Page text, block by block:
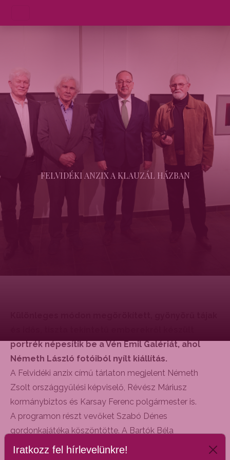
FELVIDÉKI ANZIX A KLAUZÁL HÁZBAN
portrék népesítik be a Vén Emil Galériát, ahol
Németh László fotóiból nyílt kiállítás.
A Felvidéki anzix című tárlaton megjelent Németh
Zsolt országgyűlési képviselő, Révész Máriusz
kormánybiztos és Karsay Ferenc polgármester is.
A programon részt vevőket Szabó Dénes
gordonkajátéka köszöntötte. A Bartók Béla
Zeneművészeti és Hangszerészképző Gyakorló
Iratkozz fel hírlevelünkre!